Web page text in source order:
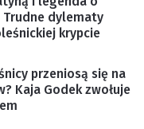
Trudne dylematy
krypcie
przeniosą się na
Kaja Godek zwołuje